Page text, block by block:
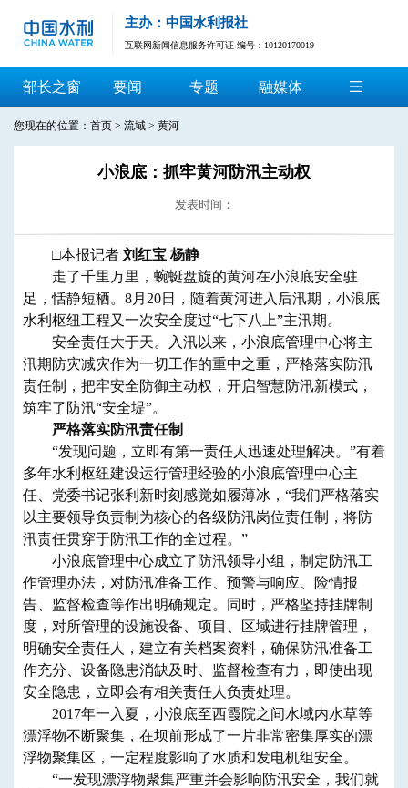
主办：中国水利报社
互联网新闻信息服务许可证 编号：10120170019
部长之窗 要闻 专题 融媒体
您现在的位置： 首页 > 流域 > 黄河
小浪底：抓牢黄河防汛主动权
发表时间：
□本报记者 刘红宝 杨静
走了千里万里，蜿蜒盘旋的黄河在小浪底安全驻
足，恬静短栖。8月20日，随着黄河进入后汛期，小浪底
水利枢纽工程又一次安全度过“七下八上”主汛期。
安全责任大于天。入汛以来，小浪底管理中心将主
汛期防灾减灾作为一切工作的重中之重，严格落实防汛
责任制，把牢安全防御主动权，开启智慧防汛新模式，
筑牢了防汛“安全堤”。
严格落实防汛责任制
“发现问题，立即有第一责任人迅速处理解决。”有着
多年水利枢纽建设运行管理经验的小浪底管理中心主
任、党委书记张利新时刻感觉如履薄冰，“我们严格落实
以主要领导负责制为核心的各级防汛岗位责任制，将防
汛责任贯穿于防汛工作的全过程。”
小浪底管理中心成立了防汛领导小组，制定防汛工
作管理办法，对防汛准备工作、预警与响应、险情报
告、监督检查等作出明确规定。同时，严格坚持挂牌制
度，对所管理的设施设备、项目、区域进行挂牌管理，
明确安全责任人，建立有关档案资料，确保防汛准备工
作充分、设备隐患消缺及时、监督检查有力，即使出现
安全隐患，立即会有相关责任人负责处理。
2017年一入夏，小浪底至西霞院之间水域内水草等
漂浮物不断聚集，在坝前形成了一片非常密集厚实的漂
浮物聚集区，一定程度影响了水质和发电机组安全。
“一发现漂浮物聚集严重并会影响防汛安全，我们就